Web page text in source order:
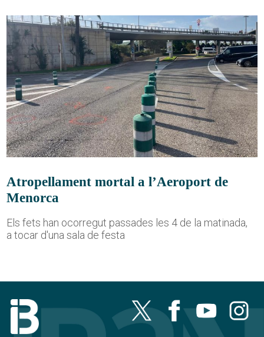
Atropellament mortal a l’Aeroport de
Menorca
Els fets han ocorregut passades les 4 de la matinada,
a tocar d'una sala de festa